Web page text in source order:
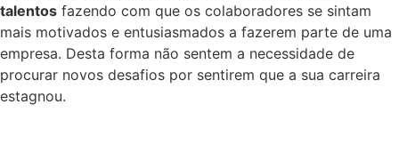
talentos fazendo com que os colaboradores se sintam
mais motivados e entusiasmados a fazerem parte de uma
empresa. Desta forma não sentem a necessidade de
procurar novos desafios por sentirem que a sua carreira
estagnou.